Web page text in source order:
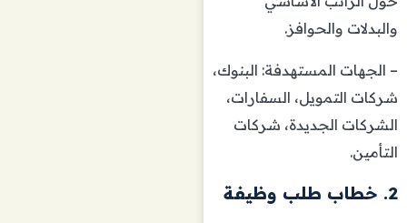
والبدلات والحوافز.
– الجهات المستهدفة: البنوك،
شركات التمويل، السفارات،
الشركات الجديدة، شركات
التأمين.
2. خطاب طلب وظيفة